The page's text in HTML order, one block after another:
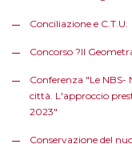
Conciliazione e C.T.U.
Concorso ?Il
Conferenza "Le
città. L'approccio
2023"
Conservazione del